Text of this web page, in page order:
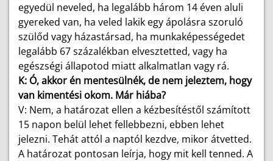
egyedül neveled, ha legalább három 14 éven aluli
gyereked van, ha veled lakik egy ápolásra szoruló
szülőd vagy házastársad, ha munkaképességedet
legalább 67 százalékban elvesztetted, vagy ha
egészségi állapotod miatt alkalmatlan vagy rá.
K: Ó, akkor én mentesülnék, de nem jeleztem, hogy
van kimentési okom. Már hiába?
V: Nem, a határozat ellen a kézbesítéstől számított
15 napon belül lehet fellebbezni, ebben lehet
jelezni. Tehát attól a naptól kezdve, mikor átvetted.
A határozat pontosan leírja, hogy mit kell tenned. A